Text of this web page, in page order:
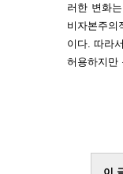
러한 변화
비자본주의
이다. 따라
허용하지만
이